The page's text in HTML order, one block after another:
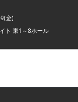
金)
ト 東1～8ホール